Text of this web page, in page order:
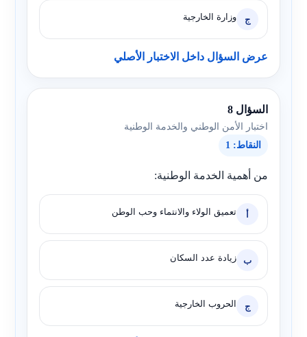
ج وزارة الخارجية
عرض السؤال داخل الاختبار الأصلي
السؤال 8
اختبار الأمن الوطني والخدمة الوطنية
النقاط: 1
من أهمية الخدمة الوطنية:
أ تعميق الولاء والانتماء وحب الوطن
ب زيادة عدد السكان
ج الحروب الخارجية